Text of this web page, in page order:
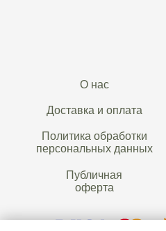
Публичная
оферта
О нас
Доставка и оплата
Политика обработки
персональных данных